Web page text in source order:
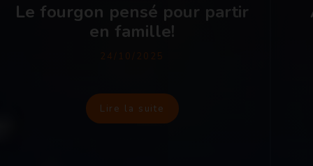
Le fourgon pensé pour partir
en famille!
24/10/2025
Lire la suite